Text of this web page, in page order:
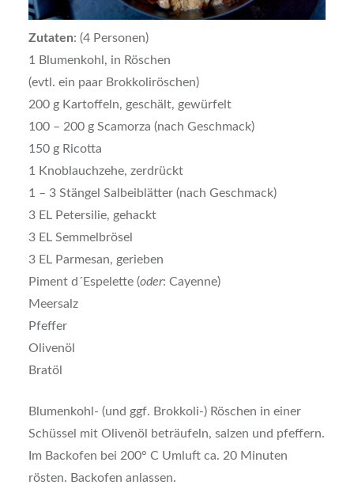
Zutaten: (4 Personen)
1 Blumenkohl, in Röschen
(evtl. ein paar Brokkoliröschen)
200 g Kartoffeln, geschält, gewürfelt
100 – 200 g Scamorza (nach Geschmack)
150 g Ricotta
1 Knoblauchzehe, zerdrückt
1 – 3 Stängel Salbeiblätter (nach Geschmack)
3 EL Petersilie, gehackt
3 EL Semmelbrösel
3 EL Parmesan, gerieben
Piment d´Espelette (oder: Cayenne)
Meersalz
Pfeffer
Olivenöl
Bratöl
Blumenkohl- (und ggf. Brokkoli-) Röschen in einer
Schüssel mit Olivenöl beträufeln, salzen und pfeffern.
Im Backofen bei 200° C Umluft ca. 20 Minuten
rösten. Backofen anlassen.